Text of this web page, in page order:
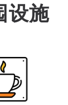
设施